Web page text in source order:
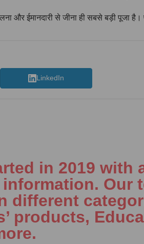
और ईमानदारी से जीना ही सबसे बड़ी पूजा है।
LinkedIn
in 2019
Our
different
products,